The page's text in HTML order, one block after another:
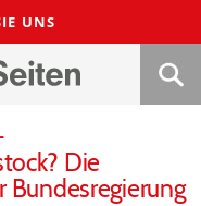
UNS
Die
Bundesregierung